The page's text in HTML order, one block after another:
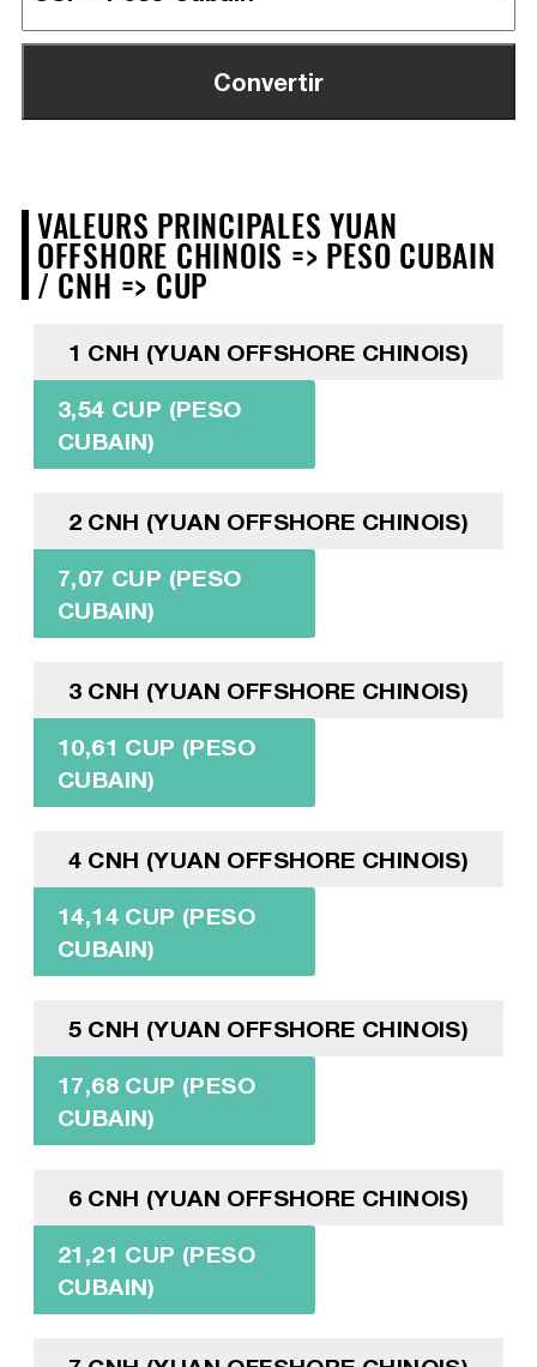
VALEURS PRINCIPALES YUAN
OFFSHORE CHINOIS => PESO CUBAIN
/ CNH => CUP
1 CNH (YUAN OFFSHORE CHINOIS)
3,54 CUP (PESO
CUBAIN)
2 CNH (YUAN OFFSHORE CHINOIS)
7,07 CUP (PESO
CUBAIN)
3 CNH (YUAN OFFSHORE CHINOIS)
10,61 CUP (PESO
CUBAIN)
4 CNH (YUAN OFFSHORE CHINOIS)
14,14 CUP (PESO
CUBAIN)
5 CNH (YUAN OFFSHORE CHINOIS)
17,68 CUP (PESO
CUBAIN)
6 CNH (YUAN OFFSHORE CHINOIS)
21,21 CUP (PESO
CUBAIN)